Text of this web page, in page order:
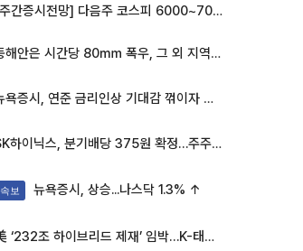
[주간증시전망] 다음주 코스피 6000~7000⋯“外人 수급은 정책이 변수”
동해안은 시간당 80㎜ 폭우, 그 외 지역은 폭염…‘극과 극 날씨’
뉴욕증시, 연준 금리인상 기대감 꺾이자 상승...S&P500 사상 최고치 [종합]
SK하이닉스, 분기배당 375원 확정…주주환원책 9월로 앞당겨 발표
속보 뉴욕증시, 상승...나스닥 1.3% ↑
美 ‘232조 하이브리드 제재’ 임박…K-태양광, 불확실성 털고 날개 다나